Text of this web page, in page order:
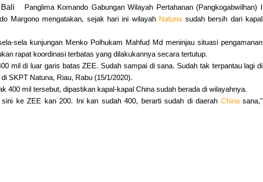
Bali Panglima Komando Gabungan Wilayah Pertahanan (Pangkogabwilhan) I
Margono mengatakan, sejak hari ini wilayah Natuna sudah bersih dari kapal
sela kunjungan Menko Polhukam Mahfud Md meninjau situasi pengamanan
rapat koordinasi terbatas yang dilakukannya secara tertutup.
mil di luar garis batas ZEE. Sudah sampai di sana. Sudah tak terpantau lagi di
SKPT Natuna, Riau, Rabu (15/1/2020).
400 mil tersebut, dipastikan kapal-kapal China sudah berada di wilayahnya.
ke ZEE kan 200. Ini kan sudah 400, berarti sudah di daerah Chinasana,"